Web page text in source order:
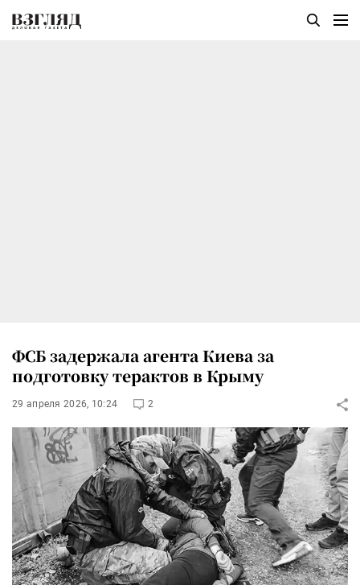
ФСБ задержала агента Киева за
подготовку терактов в Крыму
29 апреля 2026, 10:24 2